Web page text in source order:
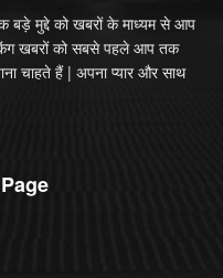
बड़े मुद्दे को खबरों के माध्यम से आप
खबरों को सबसे पहले आप तक
चाहते हैं | अपना प्यार और साथ